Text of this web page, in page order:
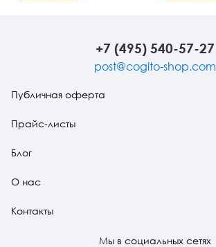
+7 (495) 540-57-27
post@cogito-shop.com
Публичная оферта
Прайс-листы
Блог
О нас
Контакты
Мы в социальных сетях